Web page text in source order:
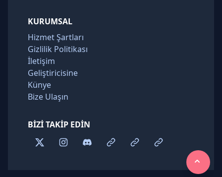
KURUMSAL
Hizmet Şartları
Gizlilik Politikası
İletişim
Geliştiricisine
Künye
Bize Ulaşın
BIZI TAKIP EDIN